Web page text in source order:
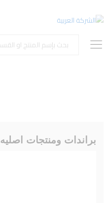
براندات ومنتجات اصليه